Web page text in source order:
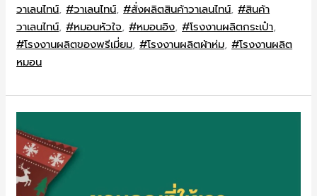
วาเลนไทน์,#วาเลนไทน์,#สั่งผลิตสินค้าวาเลนไทน์,#สินค้า
วาเลนไทน์,#หมอนหัวใจ,#หมอนอิง,#โรงงานผลิตกระเป๋า,
#โรงงานผลิตของพรีเมี่ยม,#โรงงานผลิตผ้าห่ม,#โรงงานผลิต
หมอน